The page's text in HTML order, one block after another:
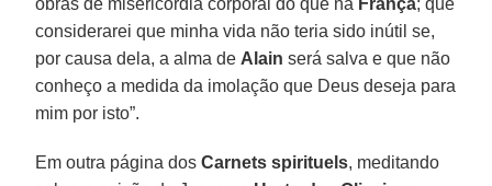
considerarei que minha vida não teria sido inútil se,
por causa dela, a alma de Alain será salva e que não
conheço a medida da imolação que Deus deseja para
mim por isto”.
Em outra página dos Carnets spirituels, meditando